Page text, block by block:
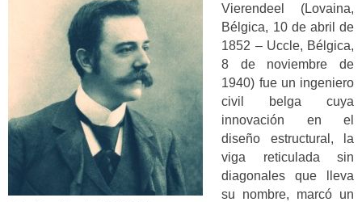
Vierendeel (Lovaina,
Bélgica, 10 de abril de
1852 – Uccle, Bélgica,
8 de noviembre de
1940) fue un ingeniero
civil belga cuya
innovación en el
diseño estructural, la
viga reticulada sin
diagonales que lleva
su nombre, marcó un